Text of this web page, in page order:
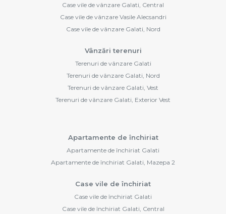
Case vile de vânzare Galati, Central
Case vile de vânzare Vasile Alecsandri
Case vile de vânzare Galati, Nord
Vânzări terenuri
Terenuri de vânzare Galati
Terenuri de vânzare Galati, Nord
Terenuri de vânzare Galati, Vest
Terenuri de vânzare Galati, Exterior Vest
Apartamente de închiriat
Apartamente de închiriat Galati
Apartamente de închiriat Galati, Mazepa 2
Case vile de închiriat
Case vile de închiriat Galati
Case vile de închiriat Galati, Central